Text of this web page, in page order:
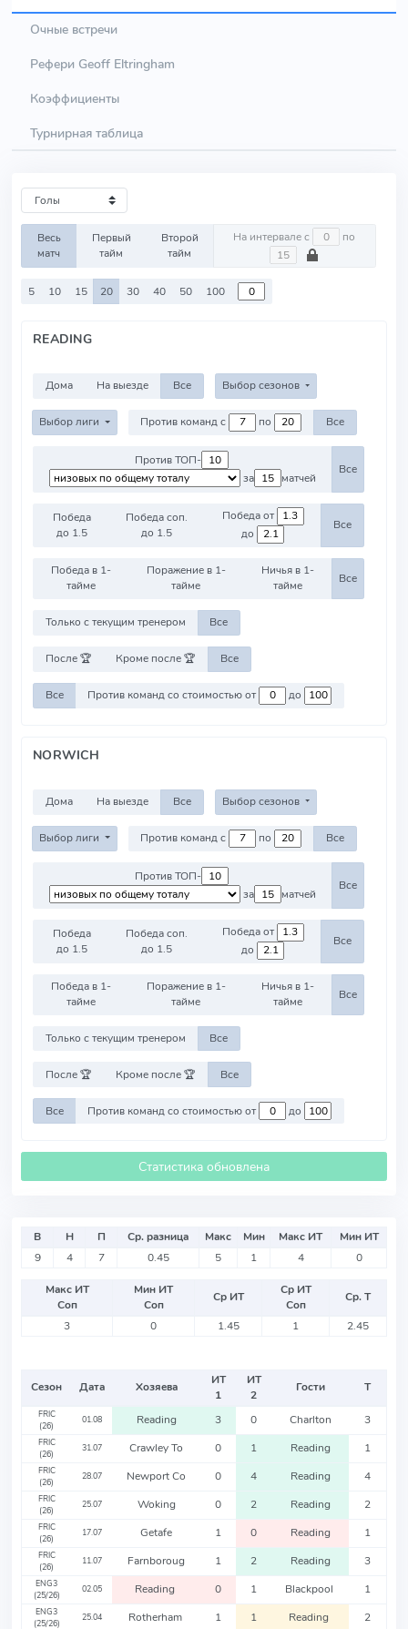
Очные встречи
Рефери Geoff Eltringham
Коэффициенты
Турнирная таблица
Весь
матч
Первый
тайм
Второй
тайм
На интервале с по
5 10 15 20 30 40 50 100
READING
Дома На выезде Все Выбор сезонов
Выбор лиги Против команд с по Все
Против ТОП-
за
матчей
Все
Победа
до 1.5
Победа соп.
до 1.5
Победа от
до
Все
Победа в 1-
тайме
Поражение в 1-
тайме
Ничья в 1-
тайме
Все
Только с текущим тренером Все
После 🏆 Кроме после 🏆 Все
Все Против команд со стоимостью от до
NORWICH
Дома На выезде Все Выбор сезонов
Выбор лиги Против команд с по Все
Против ТОП-
за
матчей
Все
Победа
до 1.5
Победа соп.
до 1.5
Победа от
до
Все
Победа в 1-
тайме
Поражение в 1-
тайме
Ничья в 1-
тайме
Все
Только с текущим тренером Все
После 🏆 Кроме после 🏆 Все
Все Против команд со стоимостью от до
Статистика обновлена
В Н П Ср. разница Макс Мин Макс ИТ
Мин ИТ
9
4 7 0.45 5 1 4 0
Макс ИТ
Соп
Мин ИТ
Соп
Ср ИТ
Ср ИТ
Соп
Ср. Т
3
0 1.45 1 2.45
Сезон Дата Хозяева
ИТ
1
ИТ
2
Гости Т
FRIC
(26)
01.08 Reading 3 0 Charlton 3
FRIC
(26)
31.07 Crawley To 0 1 Reading 1
FRIC
(26)
28.07 Newport Co 0 4 Reading 4
FRIC
(26)
25.07 Woking 0 2 Reading 2
FRIC
(26)
17.07 Getafe 1 0 Reading 1
FRIC
(26)
11.07 Farnboroug 1 2 Reading 3
ENG3
(25/26)
02.05 Reading 0 1 Blackpool 1
ENG3
(25/26)
25.04 Rotherham 1 1 Reading 2